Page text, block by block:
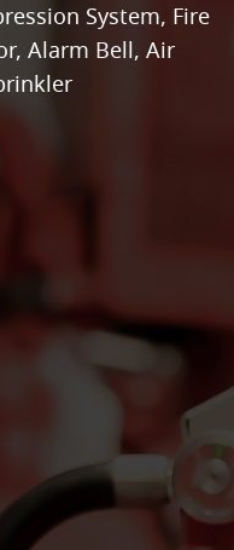
System, Fire
Alarm Bell, Air